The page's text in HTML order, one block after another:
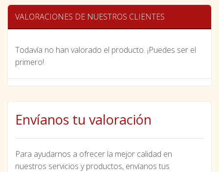
VALORACIONES DE NUESTROS CLIENTES
Todavía no han valorado el producto. ¡Puedes ser el
primero!
Envíanos tu valoración
Para ayudarnos a ofrecer la mejor calidad en
nuestros servicios y productos, envíanos tus